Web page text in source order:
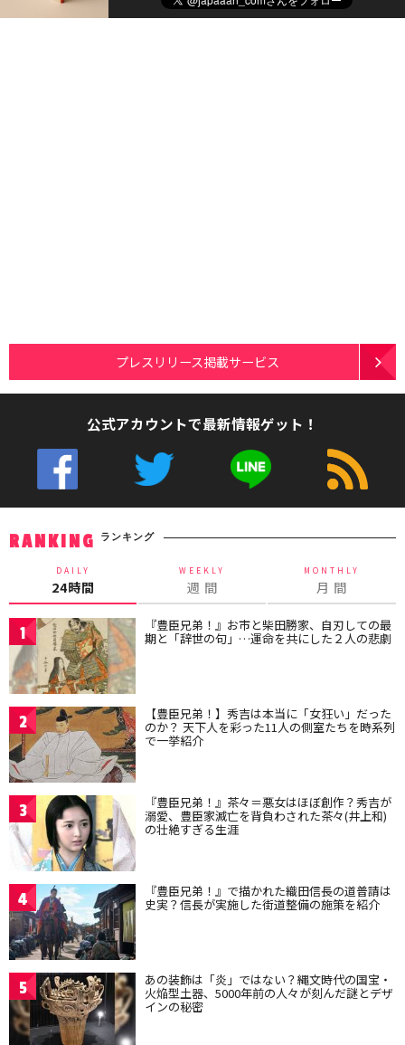
プレスリリース掲載サービス
公式アカウントで最新情報ゲット！
RANKING ランキング
DAILY
24時間
WEEKLY
週 間
MONTHLY
月 間
1 『豊臣兄弟！』お市と柴田勝家、自刃しての最
期と「辞世の句」…運命を共にした２人の悲劇
2 【豊臣兄弟！】秀吉は本当に「女狂い」だった
のか？ 天下人を彩った11人の側室たちを時系列
で一挙紹介
3 『豊臣兄弟！』茶々＝悪女はほぼ創作？秀吉が
溺愛、豊臣家滅亡を背負わされた茶々(井上和)
の壮絶すぎる生涯
4 『豊臣兄弟！』で描かれた織田信長の道普請は
史実？信長が実施した街道整備の施策を紹介
5 あの装飾は「炎」ではない？縄文時代の国宝・
火焔型土器、5000年前の人々が刻んだ謎とデザ
インの秘密